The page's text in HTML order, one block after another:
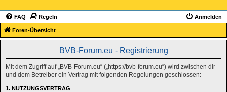
FAQ Regeln Anmelden
Foren-Übersicht
BVB-Forum.eu - Registrierung
Mit dem Zugriff auf „BVB-Forum.eu“ („https://bvb-forum.eu“) wird zwischen dir
und dem Betreiber ein Vertrag mit folgenden Regelungen geschlossen:
1. NUTZUNGSVERTRAG